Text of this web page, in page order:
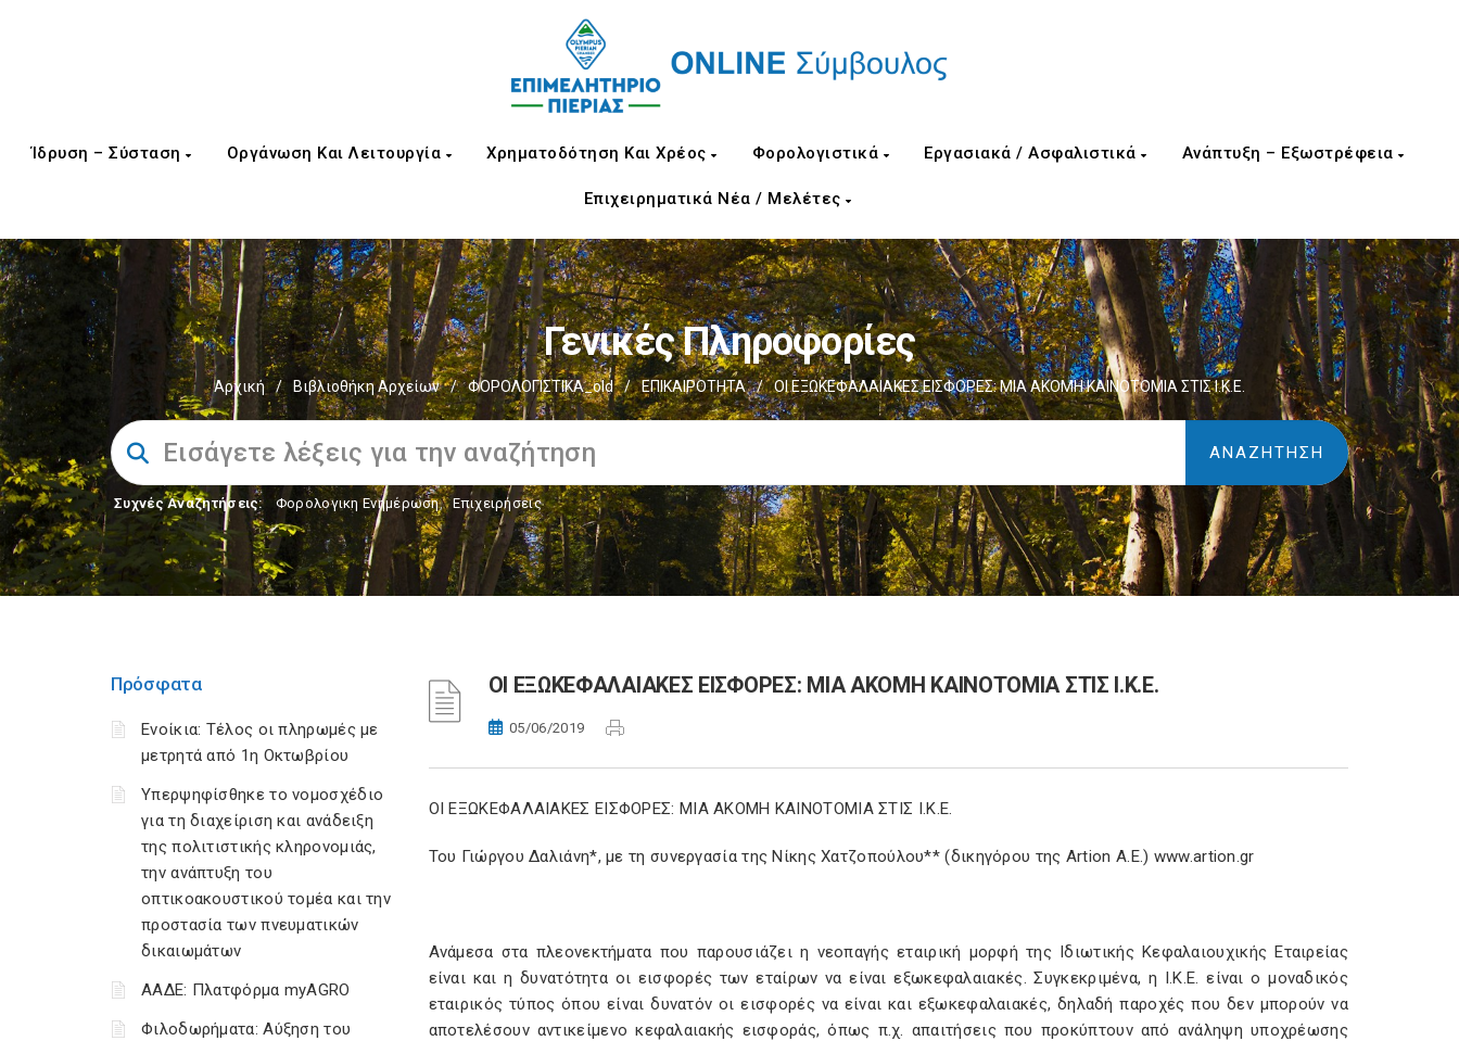
Ίδρυση – Σύσταση Οργάνωση Και Λειτουργία Χρηματοδότηση Και Χρέος Φορολογιστικά Εργασιακά / Ασφαλιστικά Ανάπτυξη – Εξωστρέφεια
Επιχειρηματικά Νέα / Μελέτες
Γενικές Πληροφορίες
Αρχική / Βιβλιοθήκη Αρχείων / ΦΟΡΟΛΟΓΙΣΤΙΚΑ_old / ΕΠΙΚΑΙΡΟΤΗΤΑ / ΟΙ ΕΞΩΚΕΦΑΛΑΙΑΚΕΣ ΕΙΣΦΟΡΕΣ: ΜΙΑ ΑΚΟΜΗ ΚΑΙΝΟΤΟΜΙΑ ΣΤΙΣ Ι.Κ.Ε.
Συχνές Αναζητήσεις: Φορολογικη Ενημέρωση, Επιχειρήσεις
Πρόσφατα
Ενοίκια: Τέλος οι πληρωμές με
μετρητά από 1η Οκτωβρίου
Υπερψηφίσθηκε το νομοσχέδιο
για τη διαχείριση και ανάδειξη
της πολιτιστικής κληρονομιάς,
την ανάπτυξη του
οπτικοακουστικού τομέα και την
προστασία των πνευματικών
δικαιωμάτων
ΑΑΔΕ: Πλατφόρμα myAGRO
Φιλοδωρήματα: Αύξηση του
ΟΙ ΕΞΩΚΕΦΑΛΑΙΑΚΕΣ ΕΙΣΦΟΡΕΣ: ΜΙΑ ΑΚΟΜΗ ΚΑΙΝΟΤΟΜΙΑ ΣΤΙΣ Ι.Κ.Ε.
05/06/2019
ΟΙ ΕΞΩΚΕΦΑΛΑΙΑΚΕΣ ΕΙΣΦΟΡΕΣ: ΜΙΑ ΑΚΟΜΗ ΚΑΙΝΟΤΟΜΙΑ ΣΤΙΣ Ι.Κ.Ε.
Του Γιώργου Δαλιάνη*, με τη συνεργασία της Νίκης Χατζοπούλου** (δικηγόρου της Artion A.E.) www.artion.gr
Ανάμεσα στα πλεονεκτήματα που παρουσιάζει η νεοπαγής εταιρική μορφή της Ιδιωτικής Κεφαλαιουχικής Εταιρείας
είναι και η δυνατότητα οι εισφορές των εταίρων να είναι εξωκεφαλαιακές. Συγκεκριμένα, η Ι.Κ.Ε. είναι ο μοναδικός
εταιρικός τύπος όπου είναι δυνατόν οι εισφορές να είναι και εξωκεφαλαιακές, δηλαδή παροχές που δεν μπορούν να
αποτελέσουν αντικείμενο κεφαλαιακής εισφοράς, όπως π.χ. απαιτήσεις που προκύπτουν από ανάληψη υποχρέωσης